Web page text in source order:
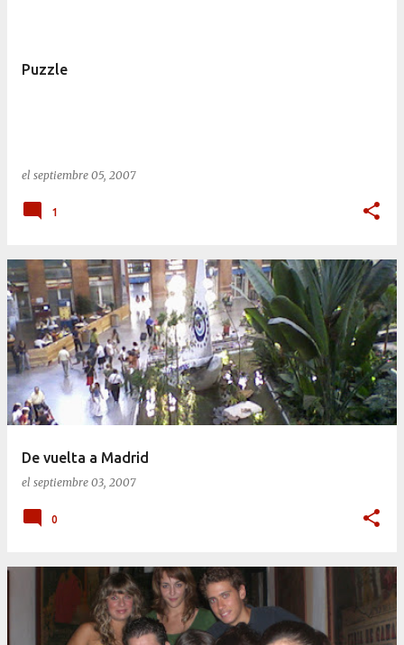
Puzzle
el septiembre 05, 2007
1
De vuelta a Madrid
el septiembre 03, 2007
0